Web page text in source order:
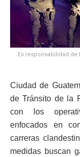
Es responsabilidad
Ciudad de
de Tránsito de la
con los
enfocados en
carreras
medidas buscan